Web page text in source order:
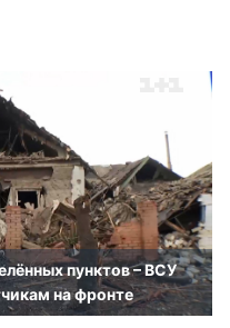
пунктов – ВСУ
на фронте